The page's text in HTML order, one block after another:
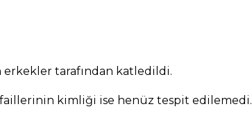
erkekler tarafından katledildi.
faillerinin kimliği ise henüz tespit edilemedi.